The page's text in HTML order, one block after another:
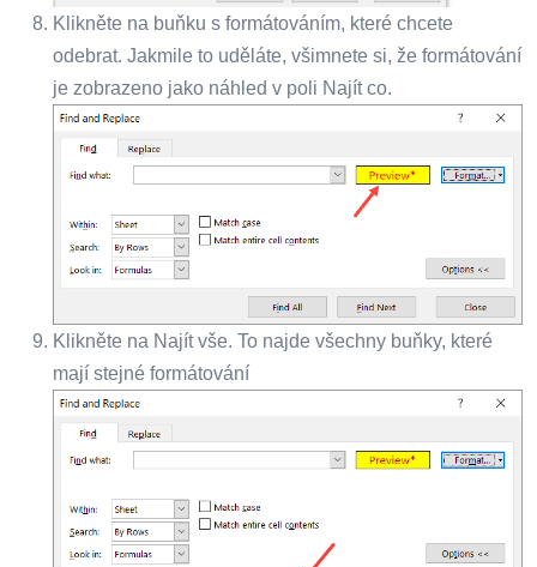
Klikněte na buňku s formátováním, které chcete
odebrat. Jakmile to uděláte, všimnete si, že formátování
je zobrazeno jako náhled v poli Najít co.
Klikněte na Najít vše. To najde všechny buňky, které
mají stejné formátování